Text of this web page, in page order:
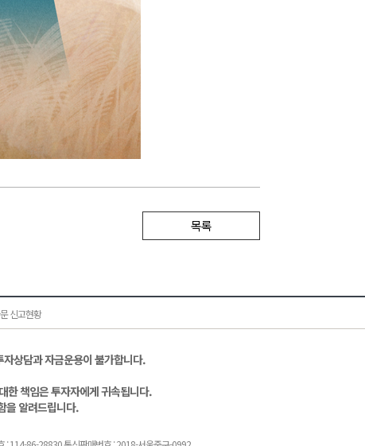
목록
신고현황
상담과 자금운용이 불가합니다.
한 책임은 투자자에게 귀속됩니다.
을 알려드립니다.